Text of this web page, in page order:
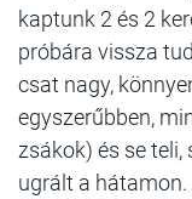
kaptunk 2 és 2
próbára vissza
csat nagy,
egyszerűbben,
zsákok) és se
ugrált a hátamon.